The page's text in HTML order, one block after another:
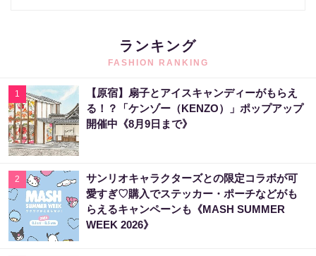
ランキング
FASHION RANKING
1
【原宿】扇子とアイスキャンディーがもらえ
る！？「ケンゾー（KENZO）」ポップアップ
開催中《8月9日まで》
2
サンリオキャラクターズとの限定コラボが可
愛すぎ♡購入でステッカー・ポーチなどがも
らえるキャンペーンも《MASH SUMMER
WEEK 2026》